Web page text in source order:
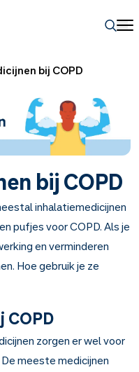
bij COPD
bij COPD
inhalatiemedicijnen
pufjes voor COPD. Als je
en verminderen
Hoe gebruik je ze
COPD
zorgen er wel voor
meeste medicijnen